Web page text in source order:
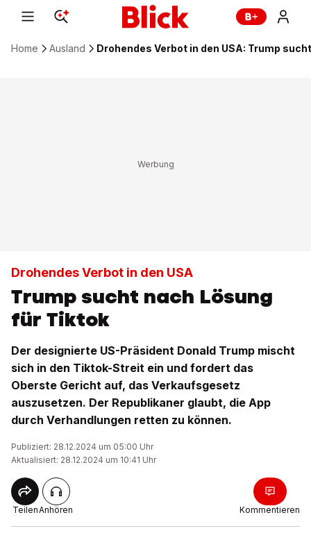
Home Ausland Drohendes Verbot in den USA: Trump
Drohendes Verbot in den USA
Trump sucht nach Lösung
für Tiktok
Der designierte US-Präsident Donald Trump mischt
sich in den Tiktok-Streit ein und fordert das
Oberste Gericht auf, das Verkaufsgesetz
auszusetzen. Der Republikaner glaubt, die App
durch Verhandlungen retten zu können.
Publiziert: 28.12.2024 um 05:00 Uhr
Aktualisiert: 28.12.2024 um 10:41 Uhr
TeilenAnhören Kommentieren